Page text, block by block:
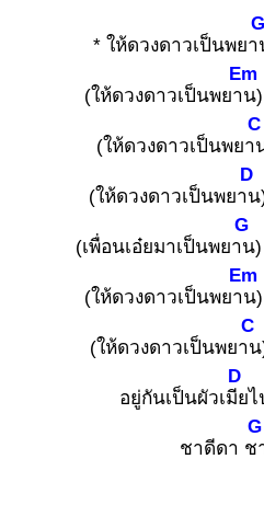
* ให้ดวงดาวเป็นพยา
G
(ให้ดวงดาวเป็นพยาน
Em
(ให้ดวงดาวเป็นพยา
C
(ให้ดวงดาวเป็นพยาน
D
(เพื่อนเอ๋ยมาเป็นพยาน
G
(ให้ดวงดาวเป็นพยาน
Em
(ให้ดวงดาวเป็นพยาน
C
อยู่กันเป็นผัวเมีย
D
ไ
ชาดีดา ช
G